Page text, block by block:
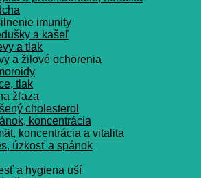
imunity
a kašeľ
a tlak
a žilové ochorenia
tlak
žľaza
cholesterol
koncentrácia
koncentrácia a vitalita
úzkosť a spánok
a hygiena uší